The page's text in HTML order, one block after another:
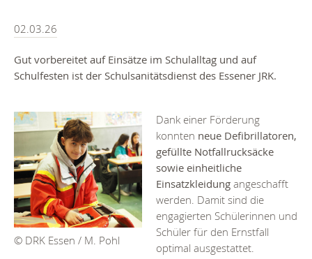
02.03.26
Gut vorbereitet auf Einsätze im Schulalltag und auf
Schulfesten ist der Schulsanitätsdienst des Essener JRK.
© DRK Essen / M. Pohl
Dank einer Förderung
konnten neue Defibrillatoren,
gefüllte Notfallrucksäcke
sowie einheitliche
Einsatzkleidung angeschafft
werden. Damit sind die
engagierten Schülerinnen und
Schüler für den Ernstfall
optimal ausgestattet.